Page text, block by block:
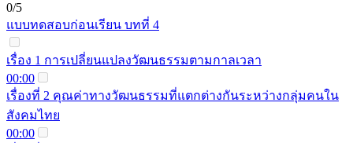
0/5
แบบทดสอบก่อนเรียน บทที่ 4
เรื่อง 1 การเปลี่ยนแปลงวัฒนธรรมตามกาลเวลา
00:00
เรื่องที่ 2 คุณค่าทางวัฒนธรรมที่แตกต่างกันระหว่างกลุ่มคนใน
สังคมไทย
00:00